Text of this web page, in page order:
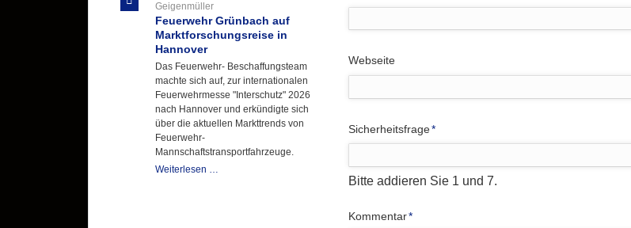
Webseite
Pflichtfeld
Sicherheitsfrage*
Bitte addieren Sie 1 und 7.
Pflichtfeld
Kommentar*
Hannover
aus
Geigenmüller
Feuerwehr Grünbach auf
Marktforschungsreise in
Hannover
Das Feuerwehr- Beschaffungsteam
machte sich auf, zur internationalen
Feuerwehrmesse "Interschutz" 2026
nach Hannover und erkündigte sich
über die aktuellen Markttrends von
Feuerwehr-
Mannschaftstransportfahrzeuge.
Weiterlesen …